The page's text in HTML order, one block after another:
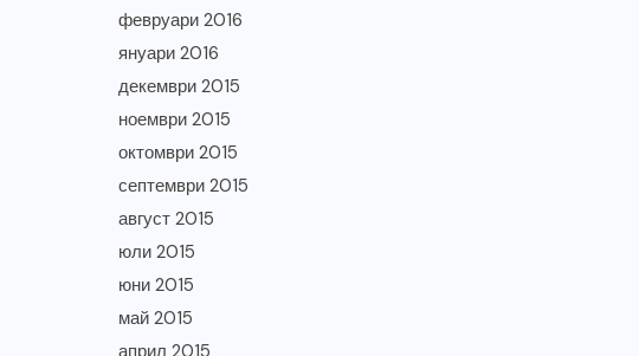
февруари 2016
януари 2016
декември 2015
ноември 2015
октомври 2015
септември 2015
август 2015
юли 2015
юни 2015
май 2015
април 2015